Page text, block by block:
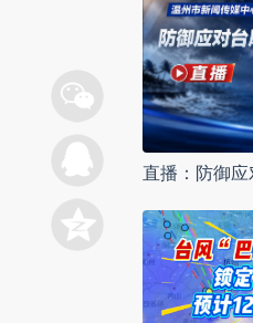
直播：防御应